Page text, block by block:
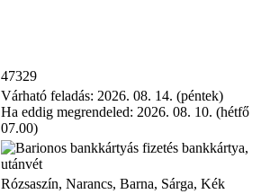
47329
Várható feladás: 2026. 08. 14. (péntek)
Ha eddig megrendeled: 2026. 08. 10. (hétfő
07.00)
bankkártya,
utánvét
Rózsaszín, Narancs, Barna, Sárga, Kék